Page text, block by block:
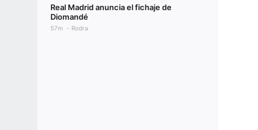
Real Madrid anuncia el fichaje de
Diomandé
57m Rodra